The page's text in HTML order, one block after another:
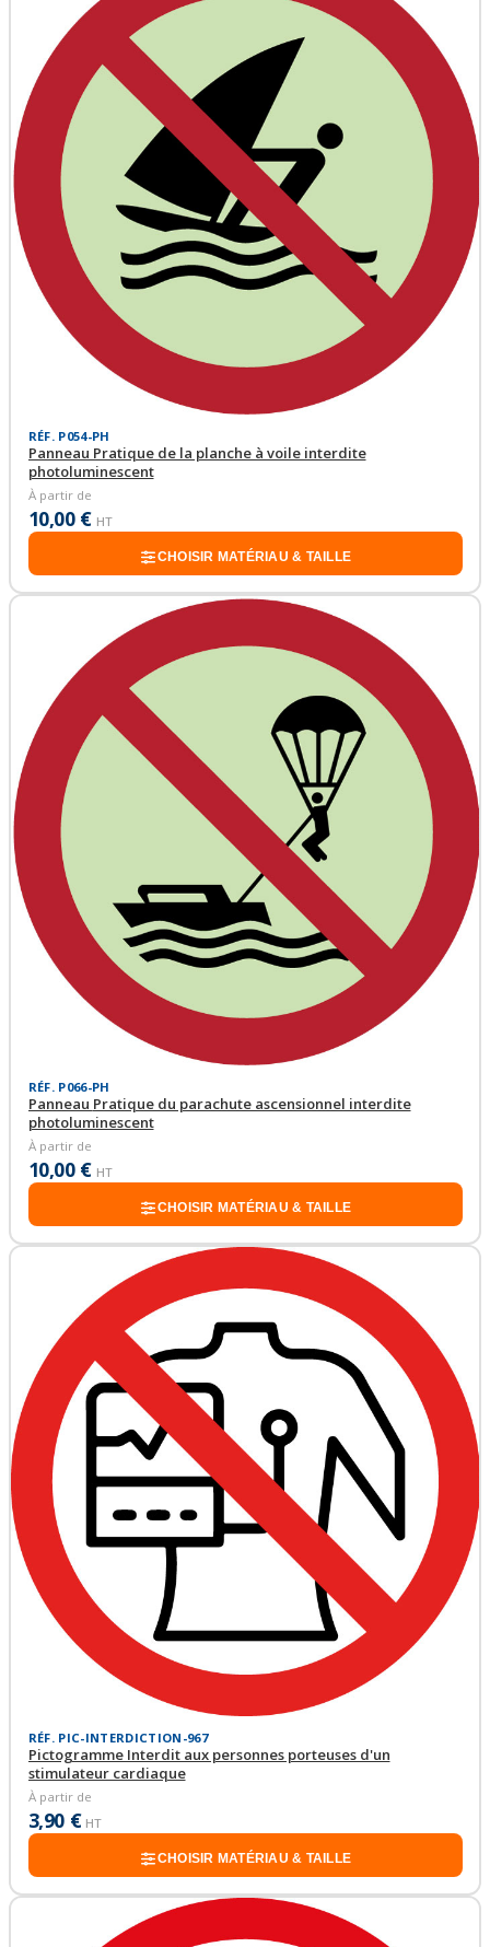
RÉF. P054-PH
Panneau Pratique de la planche à voile interdite
photoluminescent
À partir de
10,00 € HT
CHOISIR MATÉRIAU & TAILLE
RÉF. P066-PH
Panneau Pratique du parachute ascensionnel interdite
photoluminescent
À partir de
10,00 € HT
CHOISIR MATÉRIAU & TAILLE
RÉF. PIC-INTERDICTION-967
Pictogramme Interdit aux personnes porteuses d'un
stimulateur cardiaque
À partir de
3,90 € HT
CHOISIR MATÉRIAU & TAILLE